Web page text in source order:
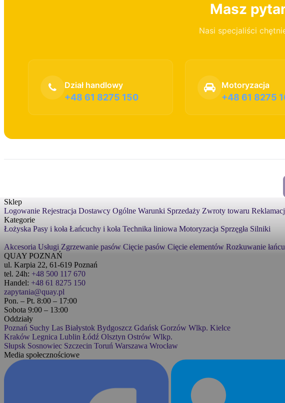
Masz
Nasi specjaliści
Dział handlowy
+48 61 8275 150
Motoryzacja
+48 61 8275
Sklep
Logowanie Rejestracja Dostawcy Ogólne Warunki Sprzedaży Zwroty towaru
Kategorie
Łożyska Pasy i koła Łańcuchy i koła Technika liniowa Motoryzacja Sprzęgła Silniki
Akcesoria Usługi Zgrzewanie pasów Cięcie pasów Cięcie elementów Rozkuwanie
QUAY POZNAŃ
ul. Karpia 22, 61-619 Poznań
tel. 24h: +48 500 117 670
Handel: +48 61 8275 150
zapytania@quay.pl
Pon. – Pt. 8:00 – 17:00
Sobota 9:00 – 13:00
Oddziały
Poznań Suchy Las Białystok Bydgoszcz Gdańsk Gorzów Wlkp. Kielce
Kraków Legnica Lublin Łódź Olsztyn Ostrów Wlkp.
Słupsk Sosnowiec Szczecin Toruń Warszawa Wrocław
Media społecznościowe